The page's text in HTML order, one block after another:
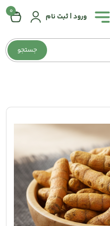
جستجو
ورود | ثبت نام
0